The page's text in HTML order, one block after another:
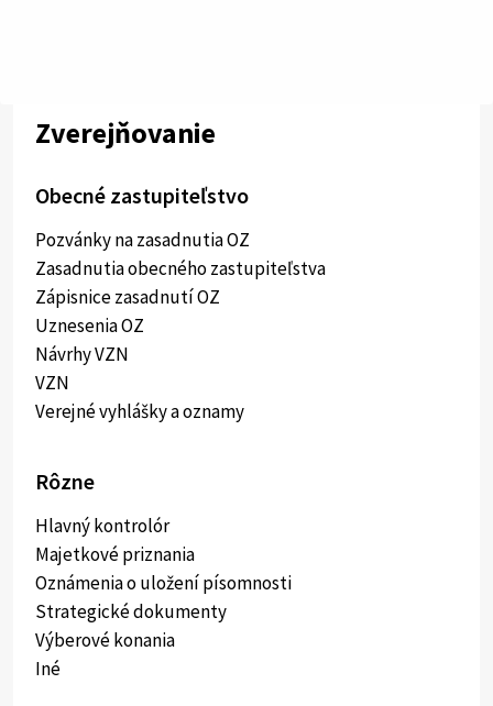
Zverejňovanie
Obecné zastupiteľstvo
Pozvánky na zasadnutia OZ
Zasadnutia obecného zastupiteľstva
Zápisnice zasadnutí OZ
Uznesenia OZ
Návrhy VZN
VZN
Verejné vyhlášky a oznamy
Rôzne
Hlavný kontrolór
Majetkové priznania
Oznámenia o uložení písomnosti
Strategické dokumenty
Výberové konania
Iné